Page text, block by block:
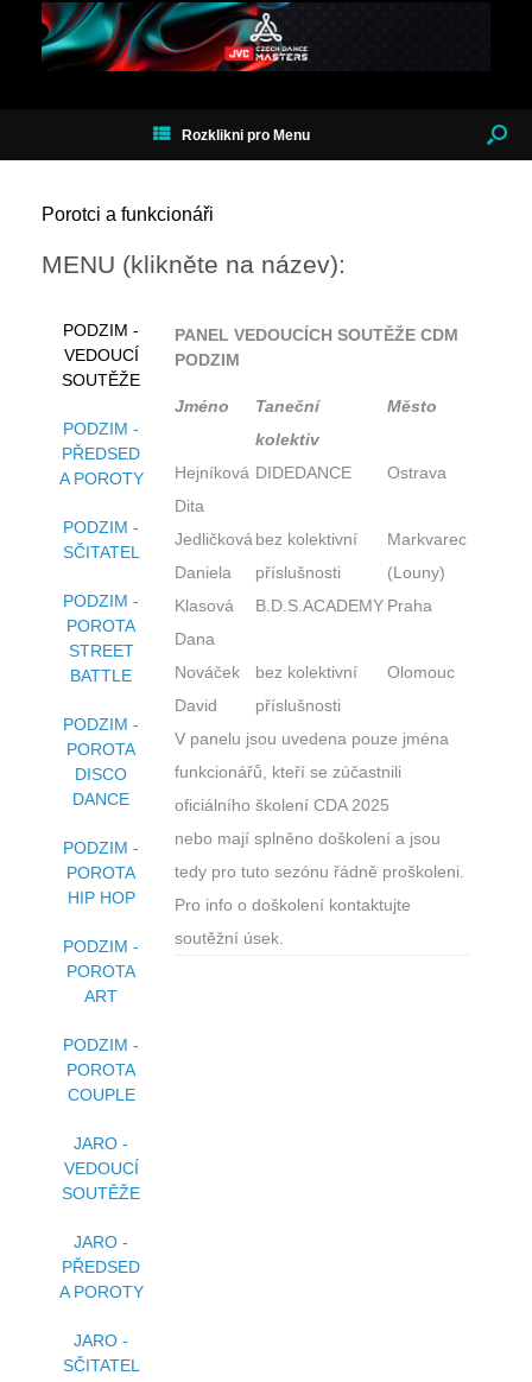
Rozklikni pro Menu
Porotci a funkcionáři
MENU (klikněte na název):
PODZIM -
VEDOUCÍ
SOUTĚŽE
PODZIM -
PŘEDSED
A POROTY
PODZIM -
SČITATEL
PODZIM -
POROTA
STREET
BATTLE
PODZIM -
POROTA
DISCO
DANCE
PODZIM -
POROTA
HIP HOP
PODZIM -
POROTA
ART
PODZIM -
POROTA
COUPLE
JARO -
VEDOUCÍ
SOUTĚŽE
JARO -
PŘEDSED
A POROTY
JARO -
SČITATEL
PANEL VEDOUCÍCH SOUTĚŽE CDM
PODZIM
Jméno
Taneční
kolektiv
Město
Hejníková
Dita
DIDEDANCE Ostrava
Jedličková
Daniela
bez kolektivní
příslušnosti
Markvarec
(Louny)
Klasová
Dana
B.D.S.ACADEMY Praha
Nováček
David
bez kolektivní
příslušnosti
Olomouc
V panelu jsou uvedena pouze jména
funkcionářů, kteří se zúčastnili
oficiálního školení CDA 2025
nebo mají splněno doškolení a jsou
tedy pro tuto sezónu řádně proškoleni.
Pro info o doškolení kontaktujte
soutěžní úsek.